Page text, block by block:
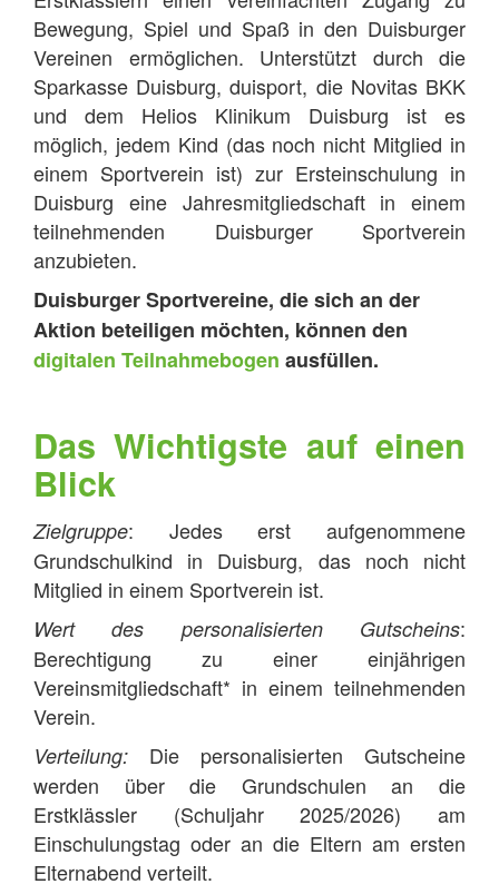
Bewegung, Spiel und Spaß in den Duisburger
Vereinen ermöglichen. Unterstützt durch die
Sparkasse Duisburg, duisport, die Novitas BKK
und dem Helios Klinikum Duisburg ist es
möglich, jedem Kind (das noch nicht Mitglied in
einem Sportverein ist) zur Ersteinschulung in
Duisburg eine Jahresmitgliedschaft in einem
teilnehmenden Duisburger Sportverein
anzubieten.
Duisburger Sportvereine, die sich an der
Aktion beteiligen möchten, können den
digitalen Teilnahmebogen ausfüllen.
Das Wichtigste auf einen
Blick
Zielgruppe: Jedes erst aufgenommene
Grundschulkind in Duisburg, das noch nicht
Mitglied in einem Sportverein ist.
Wert des personalisierten Gutscheins:
Berechtigung zu einer einjährigen
Vereinsmitgliedschaft* in einem teilnehmenden
Verein.
Verteilung: Die personalisierten Gutscheine
werden über die Grundschulen an die
Erstklässler (Schuljahr 2025/2026) am
Einschulungstag oder an die Eltern am ersten
Elternabend verteilt.